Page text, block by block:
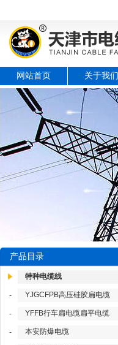
网站首页 关于我们
产品目录
特种电缆线
- YJGCFPB高压硅胶扁电缆
- YFFB行车扁电缆扁平电缆
- 本安防爆电缆